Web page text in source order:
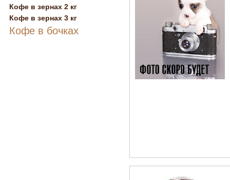
Кофе в зернах 2 кг
Кофе в зернах 3 кг
Кофе в бочках